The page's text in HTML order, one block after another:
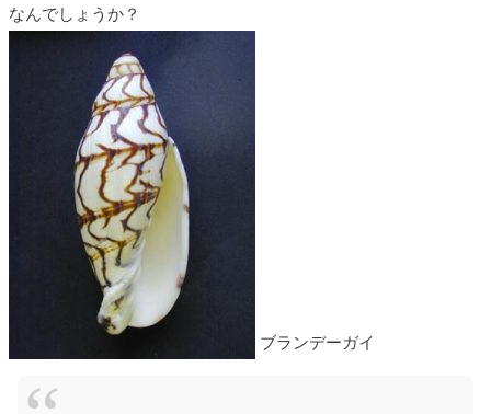
なんでしょうか？
ブランデーガイ